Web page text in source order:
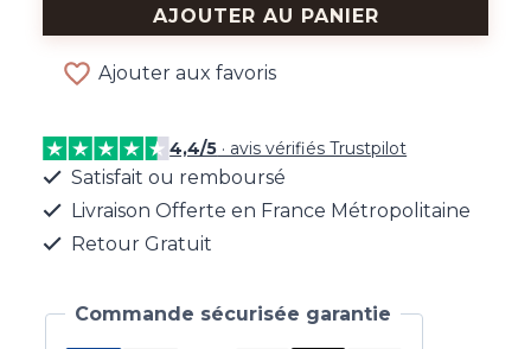
AJOUTER AU PANIER
Ajouter aux favoris
4,4/5 · avis vérifiés Trustpilot
Satisfait ou remboursé
Livraison Offerte en France Métropolitaine
Retour Gratuit
Commande sécurisée garantie